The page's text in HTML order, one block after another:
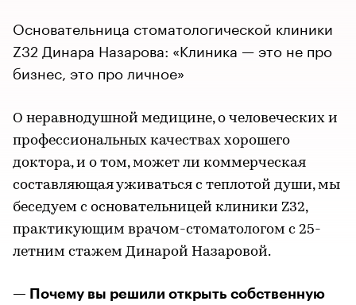
Основательница стоматологической клиники
Z32 Динара Назарова: «Клиника — это не про
бизнес, это про личное»
О неравнодушной медицине, о человеческих и
профессиональных качествах хорошего
доктора, и о том, может ли коммерческая
составляющая уживаться с теплотой души, мы
беседуем с основательницей клиники Z32,
практикующим врачом-стоматологом с 25-
летним стажем Динарой Назаровой.
— Почему вы решили открыть собственную